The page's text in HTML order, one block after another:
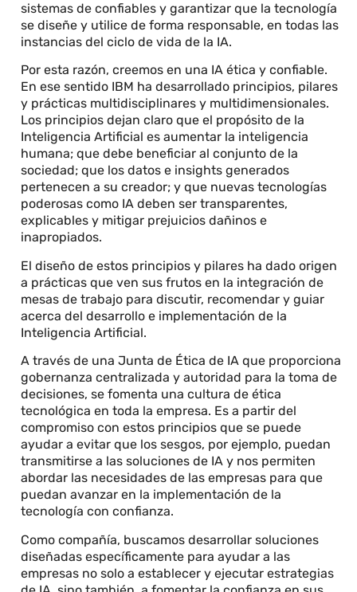
sistemas de confiables y garantizar que la tecnología
se diseñe y utilice de forma responsable, en todas las
instancias del ciclo de vida de la IA.
Por esta razón, creemos en una IA ética y confiable.
En ese sentido IBM ha desarrollado principios, pilares
y prácticas multidisciplinares y multidimensionales.
Los principios dejan claro que el propósito de la
Inteligencia Artificial es aumentar la inteligencia
humana; que debe beneficiar al conjunto de la
sociedad; que los datos e insights generados
pertenecen a su creador; y que nuevas tecnologías
poderosas como IA deben ser transparentes,
explicables y mitigar prejuicios dañinos e
inapropiados.
El diseño de estos principios y pilares ha dado origen
a prácticas que ven sus frutos en la integración de
mesas de trabajo para discutir, recomendar y guiar
acerca del desarrollo e implementación de la
Inteligencia Artificial.
A través de una Junta de Ética de IA que proporciona
gobernanza centralizada y autoridad para la toma de
decisiones, se fomenta una cultura de ética
tecnológica en toda la empresa. Es a partir del
compromiso con estos principios que se puede
ayudar a evitar que los sesgos, por ejemplo, puedan
transmitirse a las soluciones de IA y nos permiten
abordar las necesidades de las empresas para que
puedan avanzar en la implementación de la
tecnología con confianza.
Como compañía, buscamos desarrollar soluciones
diseñadas específicamente para ayudar a las
empresas no solo a establecer y ejecutar estrategias